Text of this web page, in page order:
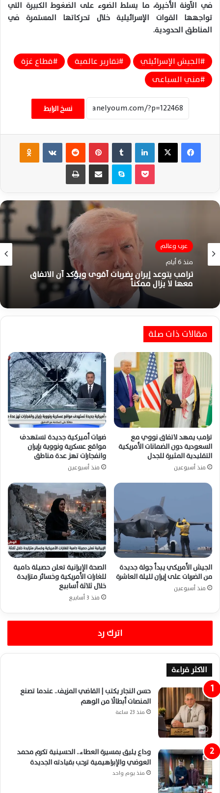
في الآونة الأخيرة، ما يسلط الضوء على الضغوط الكبيرة التي
تواجهها القوات الإسرائيلية خلال تحركاتها المستمرة في
المناطق الحدودية.
الجيش الإسرائيلي تقارير عالمية
قطاع غزة
مني السباعى
نسخ الرابط
فيسبوك ‫X لينكدإن بينتيريست ‏VKontakte
سكايب مشاركة عبر البريد طباعة
عرب وعالم
منذ 6 أيام
ترامب يتوعد إيران بضربات أقوى ويؤكد أن الاتفاق
معها لا يزال ممكناً
مقالات ذات صلة
ترامب يمهد لاتفاق نووي مع
السعودية دون الضمانات الأمريكية
التقليدية المثيرة للجدل
منذ أسبوعين
ضربات أميركية جديدة تستهدف
مواقع عسكرية ونووية بإيران
وانفجارات تهز عدة مناطق
منذ أسبوعين
الجيش الأمريكي يبدأ جولة جديدة
من الضربات على إيران لليلة العاشرة
منذ أسبوعين
الصحة الإيرانية تعلن حصيلة دامية
للغارات الأمريكية وخسائر متزايدة
خلال ثلاثة أسابيع
منذ 3 أسابيع
اترك رد
الاكثر قراءة
حسن النجار يكتب | القاضي المزيف.. عندما تصنع
المنصات أبطالًا من الوهم
منذ 23 ساعة
وداع يليق بمسيرة العطاء.. الحسينية تكرم محمد
العوضي والإبراهيمية ترحب بقيادته الجديدة
منذ يوم واحد